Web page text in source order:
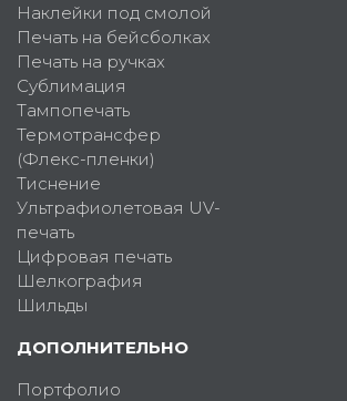
Наклейки под смолой
Печать на бейсболках
Печать на ручках
Сублимация
Тампопечать
Термотрансфер
(Флекс-пленки)
Тиснение
Ультрафиолетовая UV-
печать
Цифровая печать
Шелкография
Шильды
ДОПОЛНИТЕЛЬНО
Портфолио